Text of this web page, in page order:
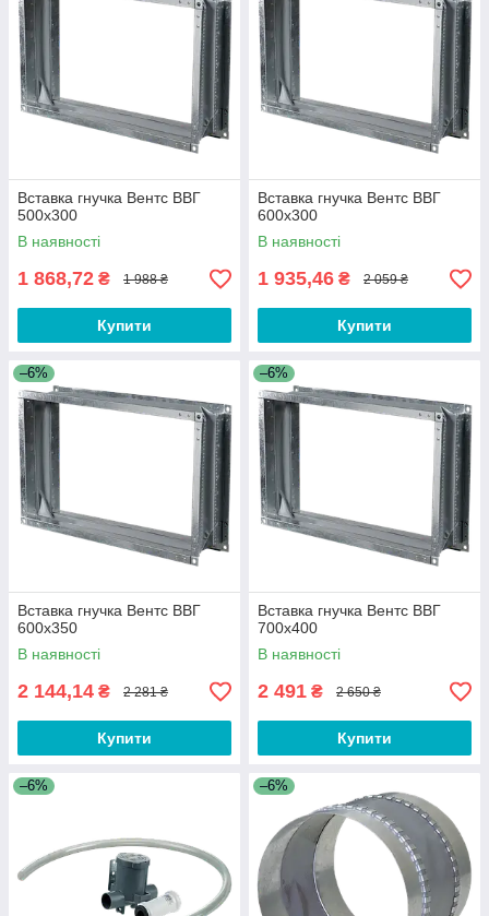
Вставка гнучка Вентс ВВГ
500x300
В наявності
1 868,72 ₴ 1 988 ₴
Купити
Вставка гнучка Вентс ВВГ
600x300
В наявності
1 935,46 ₴ 2 059 ₴
Купити
–6%
Вставка гнучка Вентс ВВГ
600x350
В наявності
2 144,14 ₴ 2 281 ₴
Купити
–6%
Вставка гнучка Вентс ВВГ
700x400
В наявності
2 491 ₴ 2 650 ₴
Купити
–6% –6%